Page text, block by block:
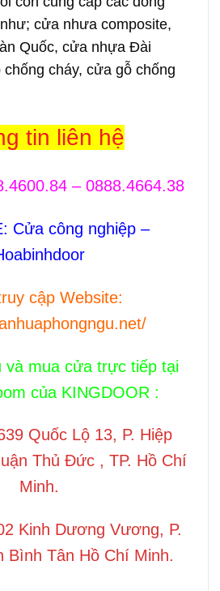
cửa nhưa composite,
Quốc, cửa nhựa Đài
cháy, cửa gỗ chống
tin liên hệ
– 0888.4664.38
Cửa công nghiệp –
cập Website:
và mua cửa trực tiếp tại
của KINGDOOR :
Quốc Lộ 13, P. Hiệp
Thủ Đức , TP. Hồ Chí
Minh.
Kinh Dương Vương, P.
Bình Tân Hồ Chí Minh.